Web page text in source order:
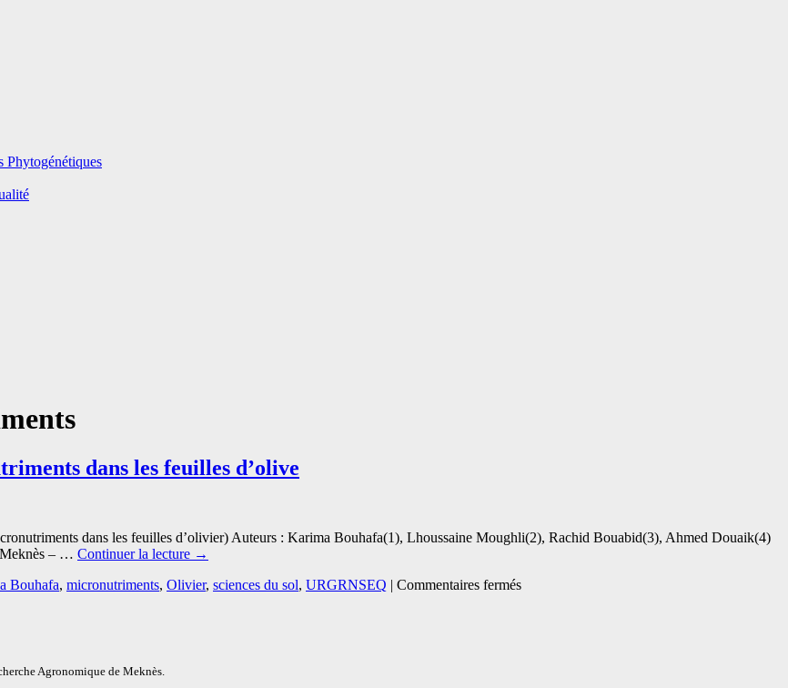
Phytogénétiques
dans les feuilles d’olive
dans les feuilles d’olivier) Auteurs : Karima Bouhafa(1), Lhoussaine Moughli(2), Rachid Bouabid(3), Ahmed Douaik(4)
– … Continuer la lecture →
Bouhafa, micronutriments, Olivier, sciences du sol, URGRNSEQ | Commentaires ferméssur
Agronomique de Meknès.